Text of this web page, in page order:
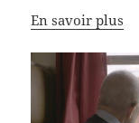
En savoir plus